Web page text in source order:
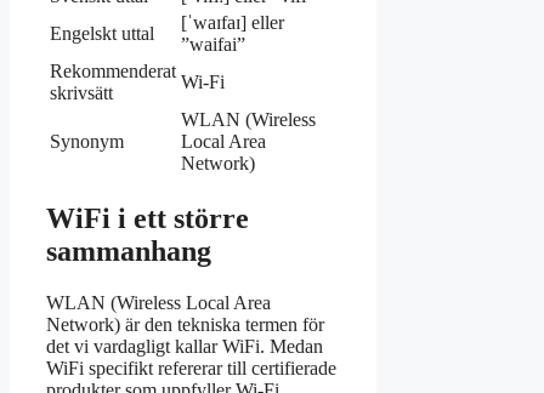
Engelskt uttal
[ˈwaɪfaɪ] eller
”waifai”
Rekommenderat
skrivsätt
Wi-Fi
Synonym
WLAN (Wireless
Local Area
Network)
WiFi i ett större
sammanhang
WLAN (Wireless Local Area
Network) är den tekniska termen för
det vi vardagligt kallar WiFi. Medan
WiFi specifikt refererar till certifierade